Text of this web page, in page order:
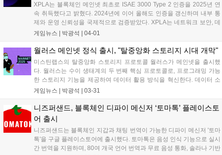
XPLA는 블록체인 메인넷 최초로 ISAE 3000 Type 2 인증을 2025년 연
속 취득했다고 밝혔다. 2024년에 이어 올해도 인증을 갱신하며 내부 통
제와 운영 신뢰성을 국제적으로 검증받았다. XPLA는 네트워크 보안, 데
이터 보호 등 IT 관리 체계와 운영 절차의 적절성을 검토받았다. 폴 킴
다....
게임뉴스 | 박광석 | 04-01
월러스 메인넷 정식 출시, "탈중앙화 스토리지 시대 개막"
미스틴랩스의 탈중앙화 스토리지 프로토콜 월러스가 메인넷을 출시했
다. 월러스는 수이 생태계의 두 번째 핵심 프로토콜로, 프로그래밍 가능
한 스토리지 기능을 제공하여 데이터 활용 방식을 혁신한다. 데이터 소
유자는 정보에 대한 완전한 통제권을 유지하며, '레드스터프' 데이터 인
WAL 토큰 기반의 탈중앙화 스토리지 경제를 구축하고, 스토리지 노드
운영자에게 보상을 제공한다. 딥북을 포함한 수이 기반 디파이 프로토콜
을 통해 WAL을 자유롭게 거래할 수 있다....
게임뉴스 | 박광석 | 03-31
니즈퍼샌드, 블록체인 디파이 메신저 ‘토마톡’ 플레이스토
어 출시
니즈퍼샌드는 블록체인 지갑과 채팅 번역이 가능한 디파이 메신저 '토마
톡'을 구글 플레이스토어에 출시했다. 토마톡은 음성 인식 기능으로 실시
간 번역을 지원하며, 80여 개국 언어 번역과 무료 음성 통화, 솔라나 기반